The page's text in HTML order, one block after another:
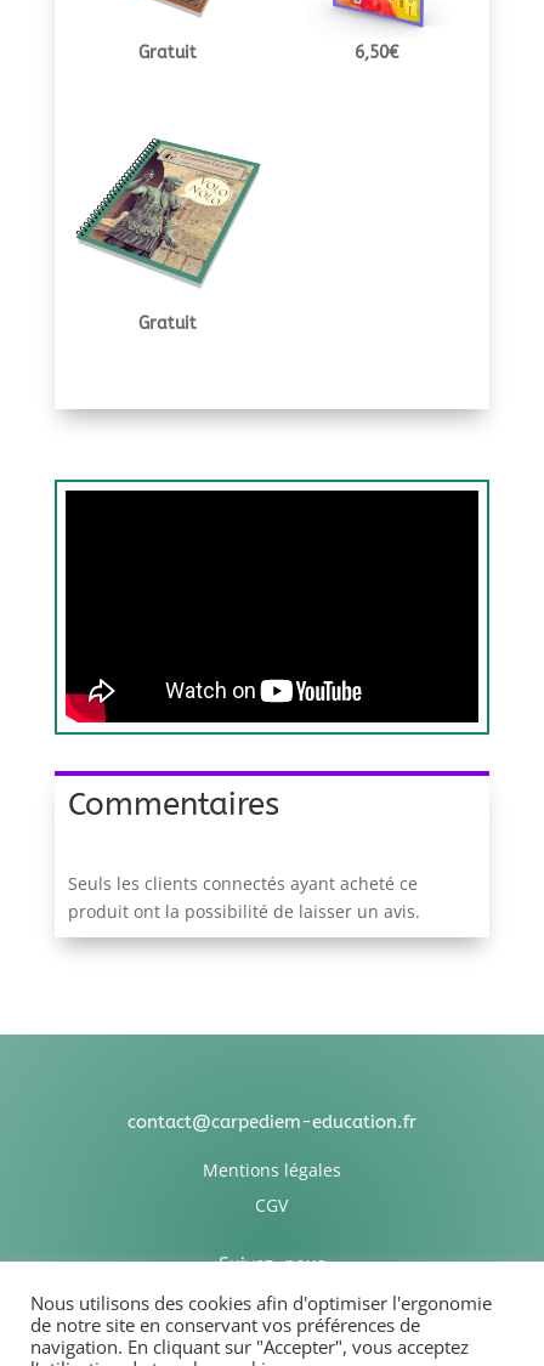
Gratuit 6,50€
Gratuit
Commentaires
Seuls les clients connectés ayant acheté ce
produit ont la possibilité de laisser un avis.
contact@carpediem-education.fr
Mentions légales
CGV
Suivez-nous
Nous utilisons des cookies afin d'optimiser l'ergonomie
de notre site en conservant vos préférences de
navigation. En cliquant sur "Accepter", vous acceptez